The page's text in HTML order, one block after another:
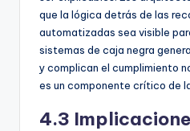
que la lógica detrás de las
automatizadas sea visible
sistemas de caja negra
y complican el cumplimiento
es un componente crítico de
4.3